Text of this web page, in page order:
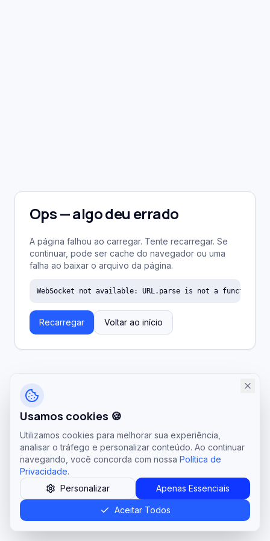
Ops — algo deu errado
A página falhou ao carregar. Tente recarregar. Se
continuar, pode ser cache do navegador ou uma
falha ao baixar o arquivo da página.
WebSocket not available: URL.parse is not a function
Recarregar Voltar ao início
Usamos cookies 🍪
Utilizamos cookies para melhorar sua experiência,
analisar o tráfego e personalizar conteúdo. Ao continuar
navegando, você concorda com nossa Política de
Privacidade.
Personalizar
Apenas Essenciais
Aceitar Todos